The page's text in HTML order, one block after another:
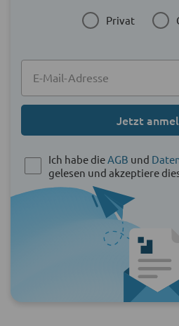
Privat
Jetzt
Ich habe die AGB und
gelesen und akzeptiere